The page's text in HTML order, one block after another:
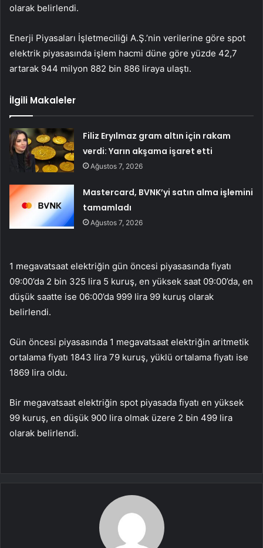
olarak belirlendi.
Enerji Piyasaları İşletmeciliği A.Ş.’nin verilerine göre spot
elektrik piyasasında işlem hacmi düne göre yüzde 42,7
artarak 944 milyon 882 bin 886 liraya ulaştı.
İlgili Makaleler
Filiz Eryılmaz gram altın için rakam
verdi: Yarın akşama işaret etti
Ağustos 7, 2026
Mastercard, BVNK’yi satın alma işlemini
tamamladı
Ağustos 7, 2026
1 megavatsaat elektriğin gün öncesi piyasasında fiyatı
09:00’da 2 bin 325 lira 5 kuruş, en yüksek saat 09:00’da, en
düşük saatte ise 06:00’da 999 lira 99 kuruş olarak
belirlendi.
Gün öncesi piyasasında 1 megavatsaat elektriğin aritmetik
ortalama fiyatı 1843 lira 79 kuruş, yüklü ortalama fiyatı ise
1869 lira oldu.
Bir megavatsaat elektriğin spot piyasada fiyatı en yüksek
99 kuruş, en düşük 900 lira olmak üzere 2 bin 499 lira
olarak belirlendi.